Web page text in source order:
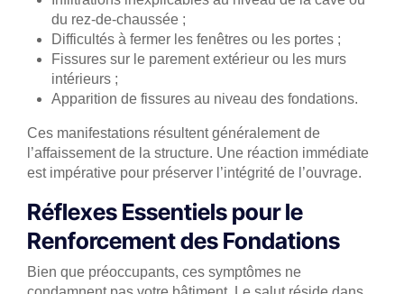
du rez-de-chaussée ;
Difficultés à fermer les fenêtres ou les portes ;
Fissures sur le parement extérieur ou les murs
intérieurs ;
Apparition de fissures au niveau des fondations.
Ces manifestations résultent généralement de
l’affaissement de la structure. Une réaction immédiate
est impérative pour préserver l’intégrité de l’ouvrage.
Réflexes Essentiels pour le
Renforcement des Fondations
Bien que préoccupants, ces symptômes ne